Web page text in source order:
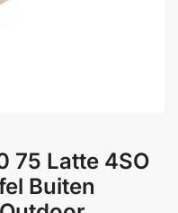
75 Latte 4SO
Buiten